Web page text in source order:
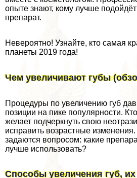
опыте знают, кому лучше
препарат.
Невероятно! Узнайте, кто самая
планеты 2019 года!
Чем увеличивают губы
Процедуры по увеличению губ
позиции на пике популярности.
желает подчеркнуть свою
исправить возрастные
задаются вопросом: какие
лучше использовать?
Способы увеличения губ,